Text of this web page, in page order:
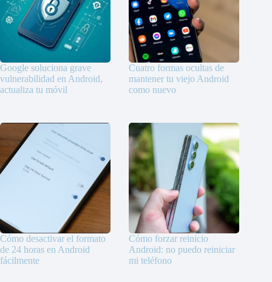
Google soluciona grave
vulnerabilidad en Android,
actualiza tu móvil
Cuatro formas ocultas de
mantener tu viejo Android
como nuevo
Cómo desactivar el formato
de 24 horas en Android
fácilmente
Cómo forzar reinicio
Android: no puedo reiniciar
mi teléfono